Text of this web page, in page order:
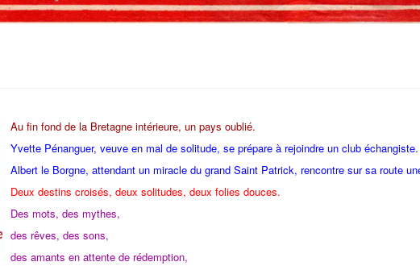
Au fin fond de la Bretagne intérieure, un pays oublié.
Yvette Pénanguer, veuve en mal de solitude, se prépare à rejoindre un club échangiste.
Albert le Borgne, attendant un miracle du grand Saint Patrick, rencontre sur sa route
Deux destins croisés, deux solitudes, deux folies douces.
Des mots, des mythes,
des rêves, des sons,
des amants en attente de rédemption,